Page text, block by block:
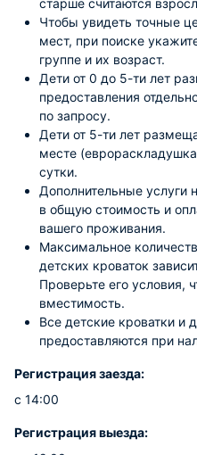
старше считаются
Чтобы увидеть точные
мест, при поиске
группе и их возраст.
Дети от 0 до 5-ти лет
предоставления
по запросу.
Дети от 5-ти лет
месте
сутки.
Дополнительные услуги
в общую стоимость и
вашего проживания.
Максимальное
детских кроваток
Проверьте его условия,
вместимость.
Все детские кроватки и
предоставляются при
Регистрация заезда:
с 14:00
Регистрация выезда: